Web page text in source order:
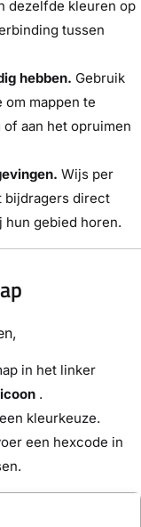
dezelfde kleuren op
tussen
hebben. Gebruik
mappen te
aan het opruimen
Wijs per
bijdragers direct
hun gebied horen.
in het linker
.
kleurkeuze.
een hexcode in